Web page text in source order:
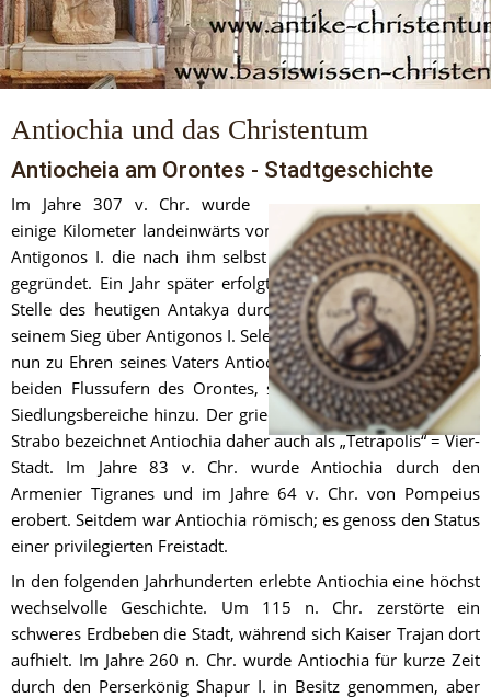
Antiochia und das Christentum
Antiocheia am Orontes - Stadtgeschichte
Im Jahre 307 v. Chr. wurde
einige Kilometer landeinwärts vom heutigen Antiochia durch
Antigonos I. die nach ihm selbst benannte Stadt Antigoneia
gegründet. Ein Jahr später erfolgte die Neugründung an der
Stelle des heutigen Antakya durch Seleukos I. Nikator nach
seinem Sieg über Antigonos I. Seleukos benannte die Siedlung
nun zu Ehren seines Vaters Antiochos um. Antiochia liegt auf
beiden Flussufern des Orontes, später kamen zwei weitere
Siedlungsbereiche hinzu. Der griechische Geschichtsschreiber
Strabo bezeichnet Antiochia daher auch als „Tetrapolis“ = Vier-
Stadt. Im Jahre 83 v. Chr. wurde Antiochia durch den
Armenier Tigranes und im Jahre 64 v. Chr. von Pompeius
erobert. Seitdem war Antiochia römisch; es genoss den Status
einer privilegierten Freistadt.
In den folgenden Jahrhunderten erlebte Antiochia eine höchst
wechselvolle Geschichte. Um 115 n. Chr. zerstörte ein
schweres Erdbeben die Stadt, während sich Kaiser Trajan dort
aufhielt. Im Jahre 260 n. Chr. wurde Antiochia für kurze Zeit
durch den Perserkönig Shapur I. in Besitz genommen, aber